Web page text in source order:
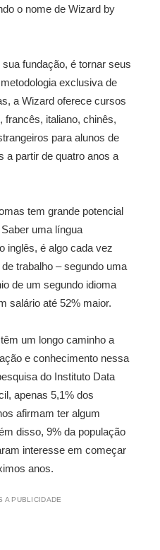
o nome de Wizard by
fundação, é tornar seus
exclusiva de
a Wizard oferece cursos
francês, italiano, chinês,
para alunos de
a partir de quatro anos a
tem grande potencial
uma língua
inglês, é algo cada vez
trabalho – segundo uma
de um segundo idioma
salário até 52% maior.
um longo caminho a
e conhecimento nessa
do Instituto Data
apenas 5,1% dos
afirmam ter algum
disso, 9% da população
interesse em começar
anos.
A PUBLICIDADE